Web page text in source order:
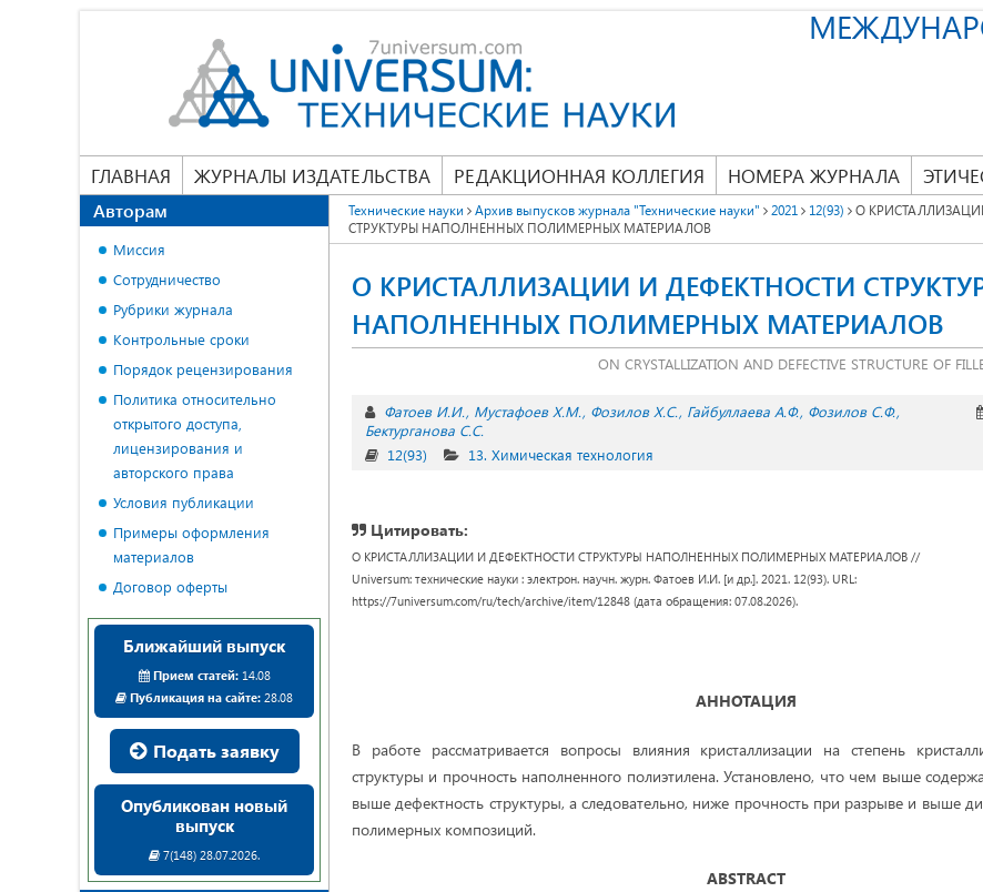
ГЛАВНАЯ ЖУРНАЛЫ ИЗДАТЕЛЬСТВА РЕДАКЦИОННАЯ КОЛЛЕГИЯ НОМЕРА ЖУРНАЛА
Технические науки Архив выпусков журнала "Технические науки" 2021 12(93)
О
СТРУКТУРЫ НАПОЛНЕННЫХ ПОЛИМЕРНЫХ МАТЕРИАЛОВ
О КРИСТАЛЛИЗАЦИИ И ДЕФЕКТНОСТИ
НАПОЛНЕННЫХ ПОЛИМЕРНЫХ МАТЕРИАЛОВ
ON CRYSTALLIZATION AND DEFECTIVE STRUCTURE OF
Фатоев И.И. Мустафоев Х.М. Фозилов Х.С. Гайбуллаева А.Ф. Фозилов С.Ф.
Бектурганова С.С.
12(93) 13. Химическая технология
Цитировать:
О КРИСТАЛЛИЗАЦИИ И ДЕФЕКТНОСТИ СТРУКТУРЫ НАПОЛНЕННЫХ ПОЛИМЕРНЫХ МАТЕРИАЛОВ //
Universum: технические науки : электрон. научн. журн. Фатоев И.И. [и др.]. 2021. 12(93). URL:
https://7universum.com/ru/tech/archive/item/12848 (дата обращения: 07.08.2026).
АННОТАЦИЯ
В работе рассматривается вопросы влияния кристаллизации на степень
структуры и прочность наполненного полиэтилена. Установлено, что чем выше
выше дефектность структуры, а следовательно, ниже прочность при разрыве и выше
полимерных композиций.
ABSTRACT
Авторам
Миссия
Сотрудничество
Рубрики журнала
Контрольные сроки
Порядок рецензирования
Политика относительно
открытого доступа,
лицензирования и
авторского права
Условия публикации
Примеры оформления
материалов
Договор оферты
Ближайший выпуск
Прием статей:14.08
Публикация на сайте: 28.08
Подать заявку
Опубликован новый
выпуск
7(148) 28.07.2026.